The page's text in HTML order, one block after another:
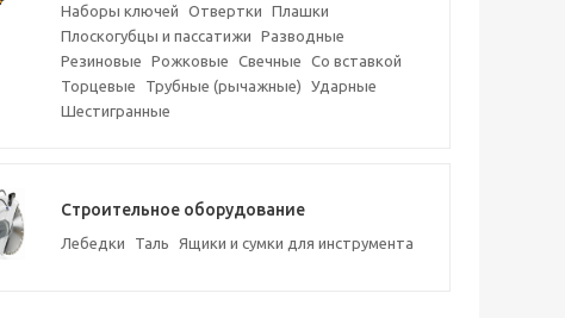
Наборы ключей
Отвертки
Плашки
Плоскогубцы и пассатижи
Разводные
Резиновые
Рожковые Свечные
Со вставкой
Торцевые
Трубные (рычажные)
Ударные
Шестигранные
Строительное оборудование
Лебедки Таль Ящики и сумки для инструмента